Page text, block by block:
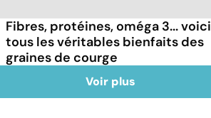
Fibres, protéines, oméga 3... voici
tous les véritables bienfaits des
graines de courge
Voir plus